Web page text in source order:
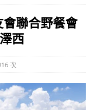
聯合野餐會
西
次